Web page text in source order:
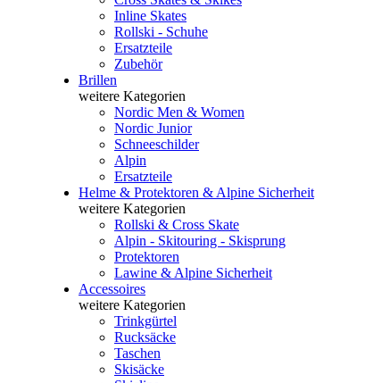
Inline Skates
Rollski - Schuhe
Ersatzteile
Zubehör
Brillen
weitere Kategorien
Nordic Men & Women
Nordic Junior
Schneeschilder
Alpin
Ersatzteile
Helme & Protektoren & Alpine Sicherheit
weitere Kategorien
Rollski & Cross Skate
Alpin - Skitouring - Skisprung
Protektoren
Lawine & Alpine Sicherheit
Accessoires
weitere Kategorien
Trinkgürtel
Rucksäcke
Taschen
Skisäcke